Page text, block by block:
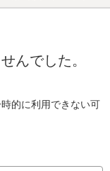
んでした。
的に利用できない可